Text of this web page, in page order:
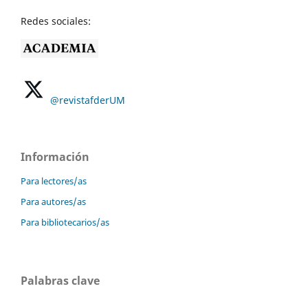
Redes sociales:
@revistafderUM
Información
Para lectores/as
Para autores/as
Para bibliotecarios/as
Palabras clave